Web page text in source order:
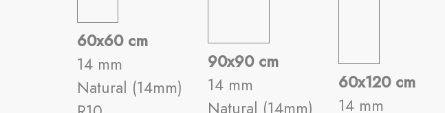
60x60 cm
14 mm
Natural (14mm)
90x90 cm
14 mm
60x120 cm
14 mm